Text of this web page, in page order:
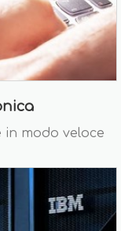
in modo veloce